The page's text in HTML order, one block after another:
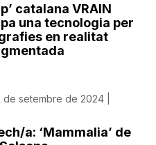
catalana VRAIN
una tecnologia per
en realitat
setembre de 2024 |
a: ‘Mammalia’ de